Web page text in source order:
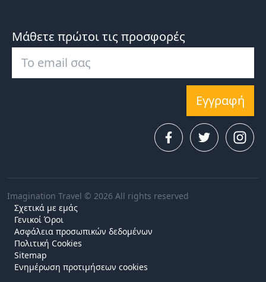
Μάθετε πρώτοι τις προσφορές
Εγγραφή
Imagination Travel © 2026 All rights reserved
Σχετικά με εμάς
Γενικοί Όροι
Ασφάλεια προσωπικών δεδομένων
Πολιτική Cookies
Sitemap
Ενημέρωση προτιμήσεων cookies